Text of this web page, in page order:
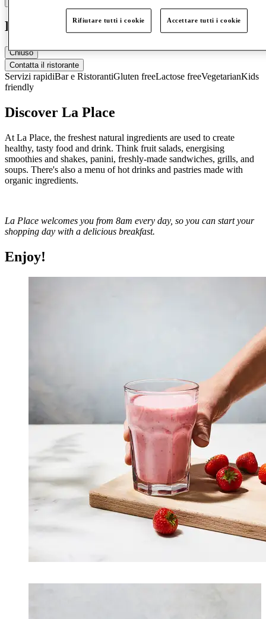
La Place
Chiuso
Contatta il ristorante
Servizi rapidiBar e RistorantiGluten freeLactose freeVegetarianKids
friendly
Discover La Place
At La Place, the freshest natural ingredients are used to create
healthy, tasty food and drink. Think fruit salads, energising
smoothies and shakes, panini, freshly-made sandwiches, grills, and
soups. There's also a menu of hot drinks and pastries made with
organic ingredients.
La Place welcomes you from 8am every day, so you can start your
shopping day with a delicious breakfast.
Enjoy!
Rifiutare tutti i cookie Accettare tutti i cookie